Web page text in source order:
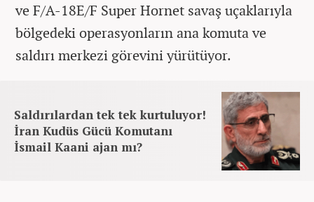
ve F/A-18E/F Super Hornet savaş uçaklarıyla
bölgedeki operasyonların ana komuta ve
saldırı merkezi görevini yürütüyor.
Saldırılardan tek tek kurtuluyor!
İran Kudüs Gücü Komutanı
İsmail Kaani ajan mı?